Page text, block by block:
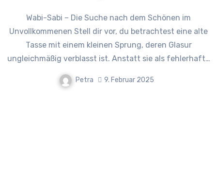
Wabi-Sabi – Die Suche nach dem Schönen im
Unvollkommenen Stell dir vor, du betrachtest eine alte
Tasse mit einem kleinen Sprung, deren Glasur
ungleichmäßig verblasst ist. Anstatt sie als fehlerhaft…
Petra 9. Februar 2025